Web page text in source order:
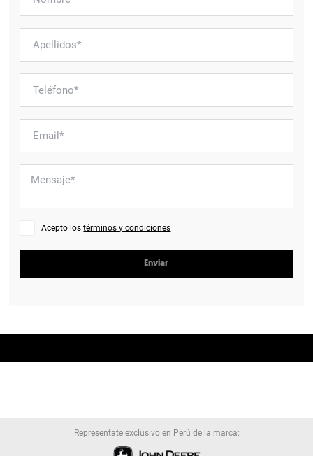
Acepto lostérminos y condiciones
Enviar
Representate exclusivo en Perú de la marca: